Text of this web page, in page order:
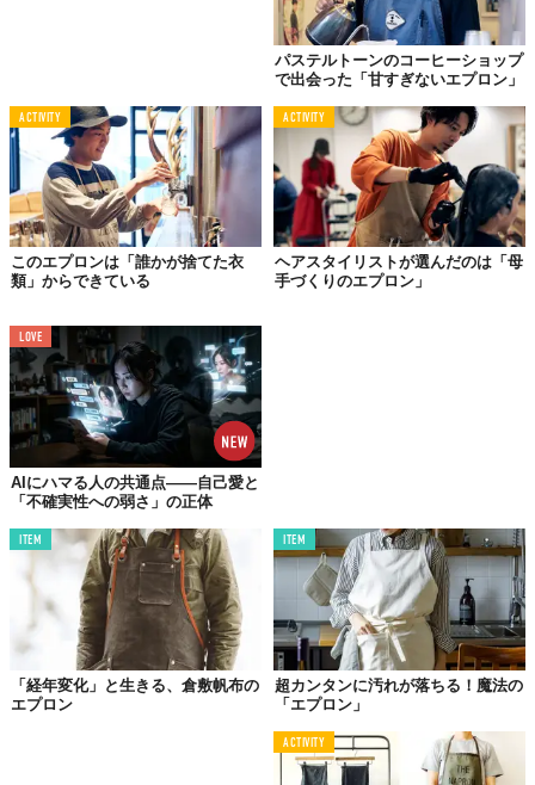
©YUJI IMAI
茅ヶ崎のジーンズショップtouch is loveに特注したエプロンは、
ッチに走る赤耳がその証拠。何往復もミシンがけした肩紐は、デ
ザインと補強を兼ねたつくり。おまけに、自然とカラダに巻きつ
くシルエットになるよう裁断された生地にも工夫を感じる。
愛用のエプロンに袖を通すと、いつも通りの溶接作業が始まっ
た。バチバチという乾いた音とともに散る火花が、藍色のエプロ
ンに当たっては跳ね返ってくる。
「生地としての強度があるので瞬発的なものは弾きますが、デニ
ムといえど、ずっと当たっていると焼き焦げます。化繊だったら
一瞬で穴が開きますけどね」。
この火花と向き合いうこと2年。使い込まれたデニム特有の貫禄が
備わった。よく見れば作業台に据える左脚の方だけ、エプロンも
ダメージを受けている。焦げ跡がシミのように付着したもの、そ
れを通り越すとデニムに銃痕のような穴が開く。
使ってパリッとしてるのも可愛いんですが、程よく色が落ちてシ
ワができて、ヴィンテージっぽさが増してくるとまたいい」。
パステルトーンのコーヒーショップ
で出会った「甘すぎないエプロン」
ACTIVITY
このエプロンは「誰かが捨てた衣
類」からできている
ACTIVITY
ヘアスタイリストが選んだのは「母
手づくりのエプロン」
LOVE
AIにハマる人の共通点——自己愛と
「不確実性への弱さ」の正体
ITEM
「経年変化」と生きる、倉敷帆布の
エプロン
ITEM
超カンタンに汚れが落ちる！魔法の
「エプロン」
ACTIVITY